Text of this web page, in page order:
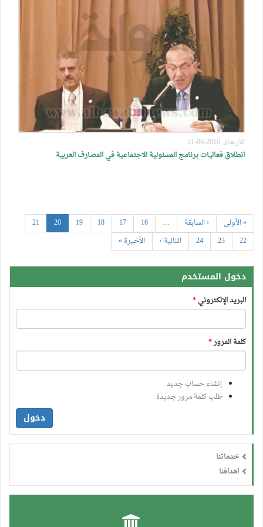
الأربعاء, 2016-08-31
انطلاق فعاليات برنامج المسئولية الاجتماعية في المصارف العربية
« الأولى ‹ السابقة …
16
17
18
19
20
21
22
23
24 التالية › الأخيرة »
دخول المستخدم
البريد الإلكتروني*
كلمة المرور*
إنشاء حساب جديد
طلب كلمة مرور جديدة
دخول
خدماتنا
اهدافنا